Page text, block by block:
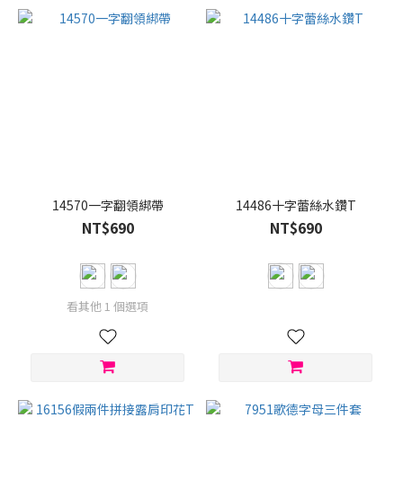
14570一字翻領綁帶
NT$690
看其他 1 個選項
14486十字蕾絲水鑽T
NT$690